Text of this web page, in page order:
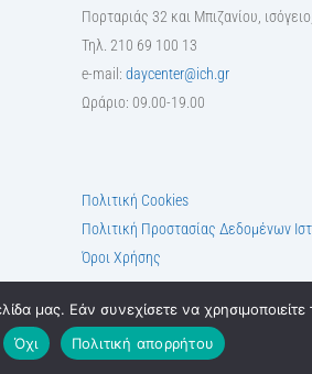
Πορταριάς 32 και Μπιζανίου,
Τηλ. 210 69 100 13
e-mail:daycenter@ich.gr
Ωράριο: 09.00-19.00
Πολιτική Cookies
Πολιτική Προστασίας Δεδομένων
Όροι Χρήσης
μας. Εάν συνεχίσετε να
Όχι Πολιτική απορρήτου